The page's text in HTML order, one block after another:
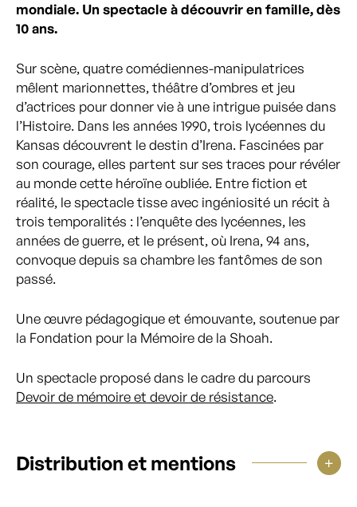
mondiale. Un spectacle à découvrir en famille, dès
10 ans.
Sur scène, quatre comédiennes-manipulatrices
mêlent marionnettes, théâtre d’ombres et jeu
d’actrices pour donner vie à une intrigue puisée dans
l’Histoire. Dans les années 1990, trois lycéennes du
Kansas découvrent le destin d’Irena. Fascinées par
son courage, elles partent sur ses traces pour révéler
au monde cette héroïne oubliée. Entre fiction et
réalité, le spectacle tisse avec ingéniosité un récit à
trois temporalités : l’enquête des lycéennes, les
années de guerre, et le présent, où Irena, 94 ans,
convoque depuis sa chambre les fantômes de son
passé.
Une œuvre pédagogique et émouvante, soutenue par
la Fondation pour la Mémoire de la Shoah.
Un spectacle proposé dans le cadre du parcours
Devoir de mémoire et devoir de résistance.
Distribution et mentions